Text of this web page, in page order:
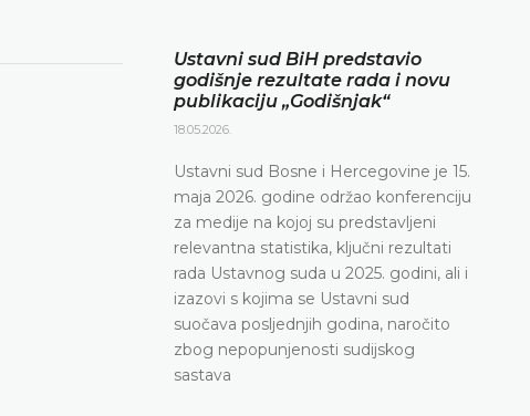
Ustavni sud BiH predstavio
godišnje rezultate rada i novu
publikaciju „Godišnjak“
18.05.2026.
Ustavni sud Bosne i Hercegovine je 15.
maja 2026. godine održao konferenciju
za medije na kojoj su predstavljeni
relevantna statistika, ključni rezultati
rada Ustavnog suda u 2025. godini, ali i
izazovi s kojima se Ustavni sud
suočava posljednjih godina, naročito
zbog nepopunjenosti sudijskog
sastava